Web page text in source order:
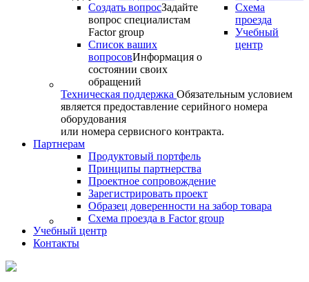
Создать вопросЗадайте
вопрос специалистам
Factor group
Список ваших
вопросовИнформация о
состоянии своих
обращений
Схема
проезда
Учебный
центр
Техническая поддержка Обязательным условием
является предоставление серийного номера
оборудования
или номера сервисного контракта.
Партнерам
Продуктовый портфель
Принципы партнерства
Проектное сопровождение
Зарегистрировать проект
Образец доверенности на забор товара
Схема проезда в Factor group
Учебный центр
Контакты